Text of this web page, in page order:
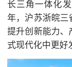
长三角一体化
年，沪苏浙皖三
提升创新能力、
式现代化中更好